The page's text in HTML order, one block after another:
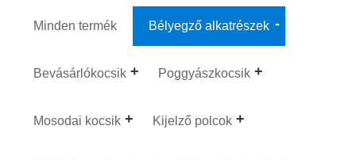
Minden termék Bélyegző alkatrészek
Bevásárlókocsik Poggyászkocsik
Mosodai kocsik Kijelző polcok